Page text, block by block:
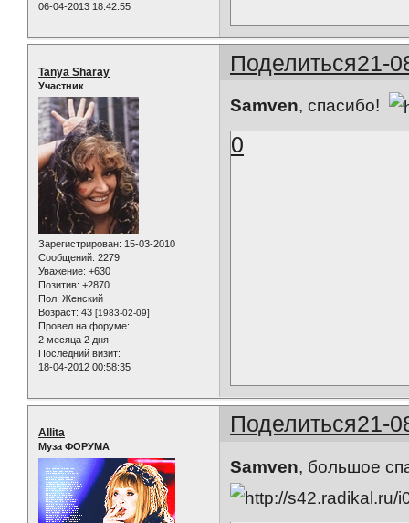
06-04-2013 18:42:55
Поделиться21-
Tanya Sharay
Участник
Зарегистрирован: 15-03-2010
Сообщений: 2279
Уважение: +630
Позитив: +2870
Пол: Женский
Возраст: 43 [1983-02-09]
Провел на форуме:
2 месяца 2 дня
Последний визит:
18-04-2012 00:58:35
Samven, спасибо!
0
Поделиться21-
Allita
Муза ФОРУМА
Samven, большое